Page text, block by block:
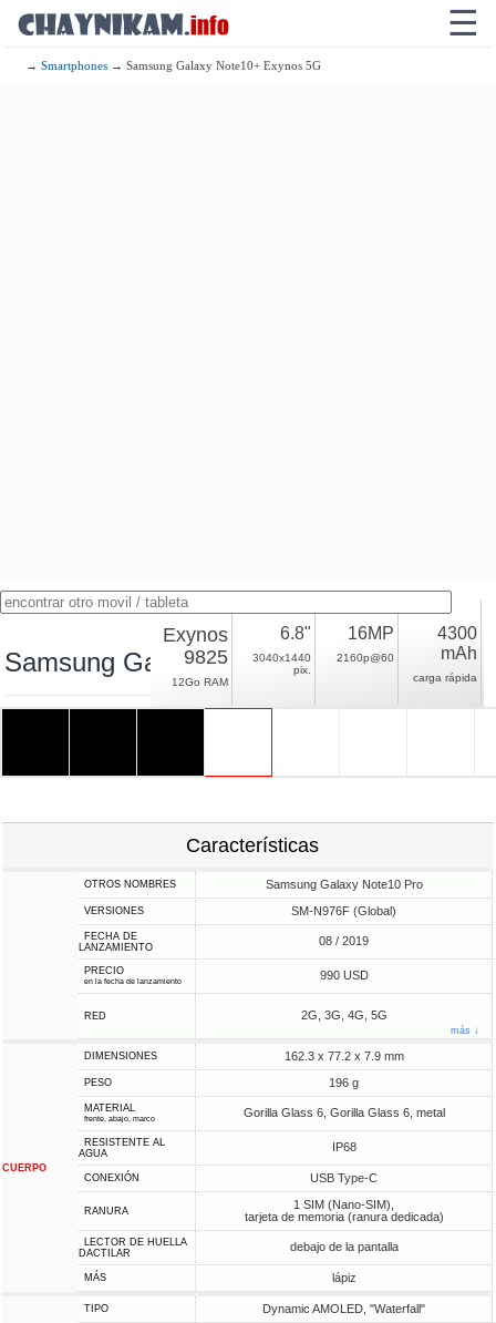
☰
→Smartphones → Samsung Galaxy Note10+ Exynos 5G
Samsung Galaxy Note10+ Exynos 5G
Exynos
9825
12Go RAM
6.8"
3040x1440
pix.
16MP
2160p@60
4300
mAh
carga rápida
Características
OTROS NOMBRES Samsung Galaxy Note10 Pro
VERSIONES SM-N976F (Global)
FECHA DE
LANZAMIENTO
08 / 2019
PRECIO
en la fecha de lanzamiento 990 USD
RED 2G, 3G, 4G, 5G
más ↓
CUERPO
DIMENSIONES 162.3 x 77.2 x 7.9 mm
PESO 196 g
MATERIAL
frente, abajo, marco Gorilla Glass 6, Gorilla Glass 6, metal
RESISTENTE AL
AGUA
IP68
CONEXIÓN USB Type-C
RANURA
1 SIM (Nano-SIM),
tarjeta de memoria (ranura dedicada)
LECTOR DE HUELLA
DACTILAR
debajo de la pantalla
MÁS lápiz
TIPO Dynamic AMOLED, "Waterfall"